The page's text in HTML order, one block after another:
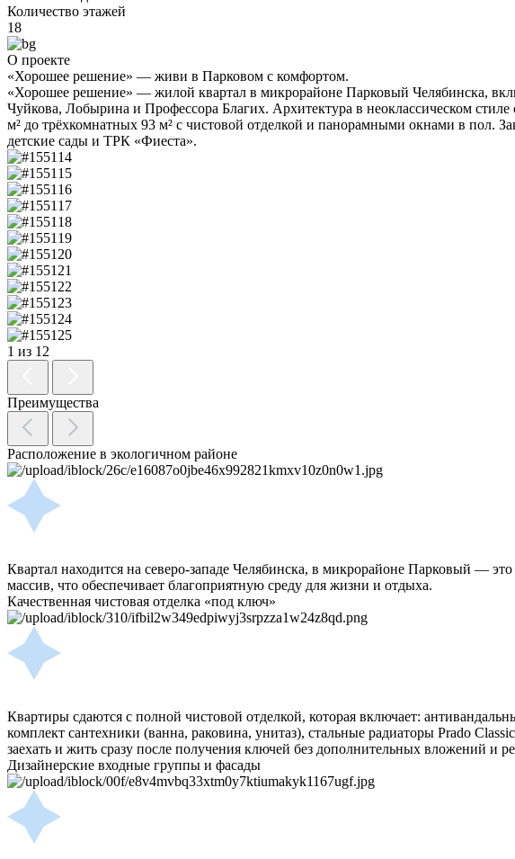
Количество этажей
18
О проекте
«Хорошее решение» — живи в Парковом с комфортом.
«Хорошее решение» — жилой квартал в микрорайоне Парковый Челябинска,
Чуйкова, Лобырина и Профессора Благих. Архитектура в неоклассическом
м² до трёхкомнатных 93 м² с чистовой отделкой и панорамными окнами в
детские сады и ТРК «Фиеста».
1 из 12
Преимущества
Расположение в экологичном районе
Квартал находится на северо-западе Челябинска, в микрорайоне Парковый —
массив, что обеспечивает благоприятную среду для жизни и отдыха.
Качественная чистовая отделка «под ключ»
Квартиры сдаются с полной чистовой отделкой, которая включает:
комплект сантехники (ванна, раковина, унитаз), стальные радиаторы Prado
заехать и жить сразу после получения ключей без дополнительных вложений и
Дизайнерские входные группы и фасады